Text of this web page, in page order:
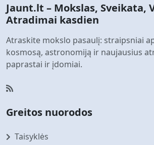
Jaunt.lt – Mokslas, Sveikata,
Atradimai kasdien
Atraskite mokslo pasaulį: straipsniai
kosmosą, astronomiją ir naujausius
paprastai ir įdomiai.
Greitos nuorodos
Taisyklės